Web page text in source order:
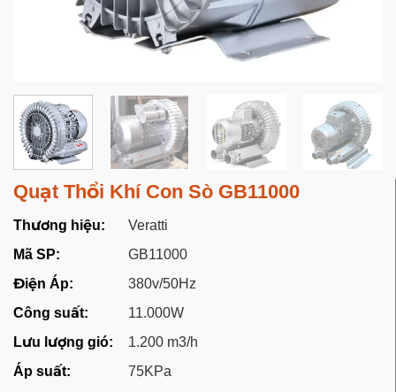
Quạt Thổi Khí Con Sò GB11000
Thương hiệu:
Veratti
Mã SP:
GB11000
Điện Áp:
380v/50Hz
Công suất:
11.000W
Lưu lượng gió:
1.200 m3/h
Áp suất:
75KPa